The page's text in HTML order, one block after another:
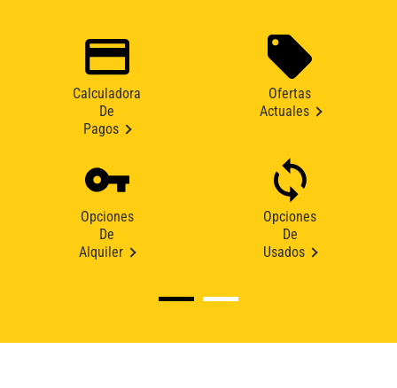
Calculadora
De
Pagos
Ofertas
Actuales
Opciones
De
Alquiler
Opciones
De
Usados